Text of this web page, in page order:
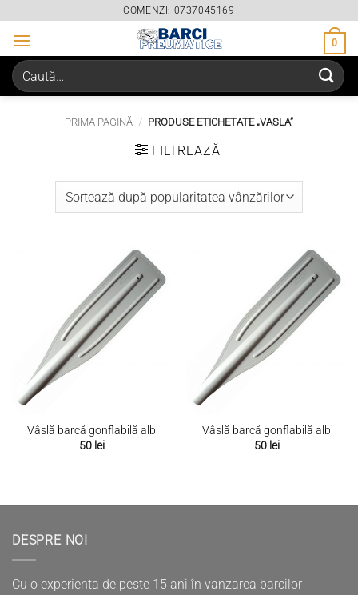
content
COMENZI: 0737045169
0
Caută
după:
PRIMA PAGINĂ / PRODUSE ETICHETATE „VASLA”
FILTREAZĂ
Vâslă barcă gonflabilă alb
50 lei
Vâslă barcă gonflabilă alb
50 lei
DESPRE NOI
Cu o experienta de peste 15 ani în vanzarea barcilor